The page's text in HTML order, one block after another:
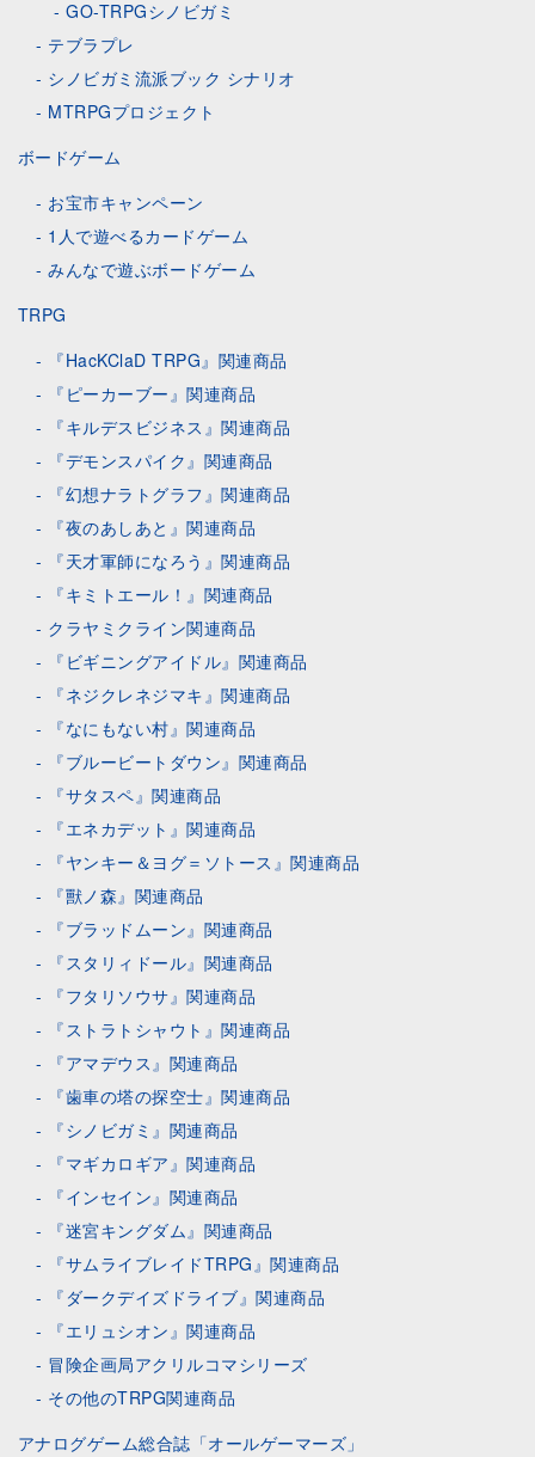
GO-TRPGシノビガミ
テブラプレ
シノビガミ流派ブック シナリオ
MTRPGプロジェクト
ボードゲーム
お宝市キャンペーン
1人で遊べるカードゲーム
みんなで遊ぶボードゲーム
TRPG
『HacKClaD TRPG』関連商品
『ピーカーブー』関連商品
『キルデスビジネス』関連商品
『デモンスパイク』関連商品
『幻想ナラトグラフ』関連商品
『夜のあしあと』関連商品
『天才軍師になろう』関連商品
『キミトエール！』関連商品
クラヤミクライン関連商品
『ビギニングアイドル』関連商品
『ネジクレネジマキ』関連商品
『なにもない村』関連商品
『ブルービートダウン』関連商品
『サタスペ』関連商品
『エネカデット』関連商品
『ヤンキー＆ヨグ＝ソトース』関連商品
『獸ノ森』関連商品
『ブラッドムーン』関連商品
『スタリィドール』関連商品
『フタリソウサ』関連商品
『ストラトシャウト』関連商品
『アマデウス』関連商品
『歯車の塔の探空士』関連商品
『シノビガミ』関連商品
『マギカロギア』関連商品
『インセイン』関連商品
『迷宮キングダム』関連商品
『サムライブレイドTRPG』関連商品
『ダークデイズドライブ』関連商品
『エリュシオン』関連商品
冒険企画局アクリルコマシリーズ
その他のTRPG関連商品
アナログゲーム総合誌「オールゲーマーズ」